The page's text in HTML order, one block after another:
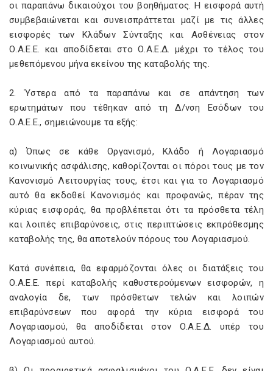
οι παραπάνω δικαιούχοι του βοηθήματος. Η εισφορά αυτή
συμβεβαιώνεται και συνεισπράττεται μαζί με τις άλλες
εισφορές των Κλάδων Σύνταξης και Ασθένειας στον
Ο.Α.Ε.Ε. και αποδίδεται στο Ο.Α.Ε.Δ. μέχρι το τέλος του
μεθεπόμενου μήνα εκείνου της καταβολής της.
2. Ύστερα από τα παραπάνω και σε απάντηση των
ερωτημάτων που τέθηκαν από τη Δ/νση Εσόδων του
Ο.Α.Ε.Ε., σημειώνουμε τα εξής:
α) Όπως σε κάθε Οργανισμό, Κλάδο ή Λογαριασμό
κοινωνικής ασφάλισης, καθορίζονται οι πόροι τους με τον
Κανονισμό Λειτουργίας τους, έτσι και για το Λογαριασμό
αυτό θα εκδοθεί Κανονισμός και προφανώς, πέραν της
κύριας εισφοράς, θα προβλέπεται ότι τα πρόσθετα τέλη
και λοιπές επιβαρύνσεις, στις περιπτώσεις εκπρόθεσμης
καταβολής της, θα αποτελούν πόρους του Λογαριασμού.
Κατά συνέπεια, θα εφαρμόζονται όλες οι διατάξεις του
Ο.Α.Ε.Ε. περί καταβολής καθυστερούμενων εισφορών, η
αναλογία δε, των πρόσθετων τελών και λοιπών
επιβαρύνσεων που αφορά την κύρια εισφορά του
Λογαριασμού, θα αποδίδεται στον Ο.Α.Ε.Δ. υπέρ του
Λογαριασμού αυτού.